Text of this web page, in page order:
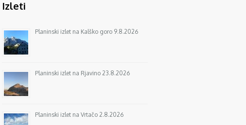
Izleti
Planinski izlet na Kalško goro 9.8.2026
Planinski izlet na Rjavino 23.8.2026
Planinski izlet na Vrtačo 2.8.2026